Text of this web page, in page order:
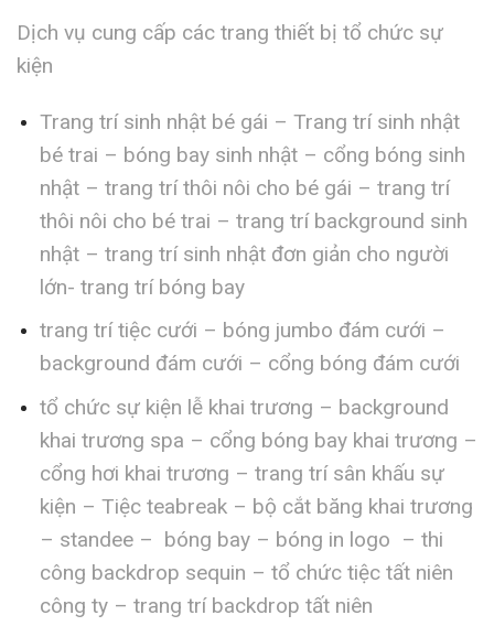
Dịch vụ cung cấp các trang thiết bị tổ chức sự
kiện
Trang trí sinh nhật bé gái – Trang trí sinh nhật
bé trai – bóng bay sinh nhật – cổng bóng sinh
nhật – trang trí thôi nôi cho bé gái – trang trí
thôi nôi cho bé trai – trang trí background sinh
nhật – trang trí sinh nhật đơn giản cho người
lớn- trang trí bóng bay
trang trí tiệc cưới – bóng jumbo đám cưới –
background đám cưới – cổng bóng đám cưới
tổ chức sự kiện lễ khai trương – background
khai trương spa – cổng bóng bay khai trương –
cổng hơi khai trương – trang trí sân khấu sự
kiện – Tiệc teabreak – bộ cắt băng khai trương
– standee – bóng bay – bóng in logo – thi
công backdrop sequin – tổ chức tiệc tất niên
công ty – trang trí backdrop tất niên